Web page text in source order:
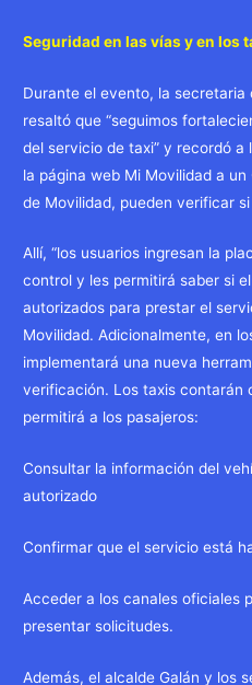
Seguridad en las vías y en los
Durante el evento, la secretaria
resaltó que “seguimos
del servicio de taxi” y recordó
la página web Mi Movilidad a
de Movilidad, pueden verificar
Allí, “los usuarios ingresan la
control y les permitirá saber si
autorizados para prestar el
Movilidad. Adicionalmente, en
implementará una nueva
verificación. Los taxis contarán
permitirá a los pasajeros:
Consultar la información del
autorizado
Confirmar que el servicio está
Acceder a los canales oficiales
presentar solicitudes.
Además, el alcalde Galán y los